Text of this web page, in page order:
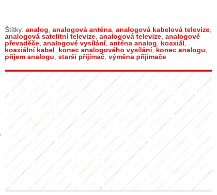
STÁT BLOGEREM
BLOGERA
DISKUTÉRA NA RADIOTV
STARŠÍCH DISKUZÍ
Štítky: analog analogová anténa analogová kabelová televize
analogová satelitní televize analogová televize analogové
převaděče analogové vysílání, anténa analog koaxiál
koaxiální kabel
konec analogového vysílání, konec analogu
příjem analogu starší přijímač výměna přijímače